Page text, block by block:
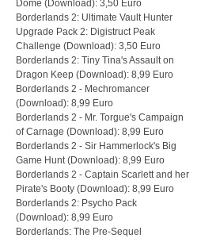
Dome (Download): 3,50 Euro
Borderlands 2: Ultimate Vault Hunter
Upgrade Pack 2: Digistruct Peak
Challenge (Download): 3,50 Euro
Borderlands 2: Tiny Tina's Assault on
Dragon Keep (Download): 8,99 Euro
Borderlands 2 - Mechromancer
(Download): 8,99 Euro
Borderlands 2 - Mr. Torgue's Campaign
of Carnage (Download): 8,99 Euro
Borderlands 2 - Sir Hammerlock's Big
Game Hunt (Download): 8,99 Euro
Borderlands 2 - Captain Scarlett and her
Pirate's Booty (Download): 8,99 Euro
Borderlands 2: Psycho Pack
(Download): 8,99 Euro
Borderlands: The Pre-Sequel